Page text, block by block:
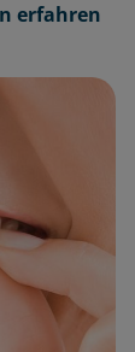
erfahren